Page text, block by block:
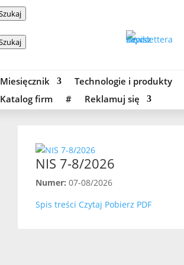
Miesięcznik Technologie i produkty
Katalog firm
# Reklamuj się
NIS 7-8/2026
Numer: 07-08/2026
Spis treści Czytaj Pobierz PDF